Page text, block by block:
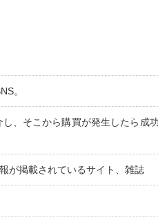
。
、そこから購買が発生したら成
が掲載されているサイト、雑誌